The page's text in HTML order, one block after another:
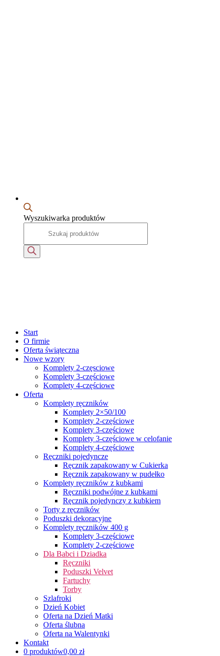
Wyszukiwarka produktów
Start
O firmie
Oferta świąteczna
Nowe wzory
Komplety 2-częsciowe
Komplety 3-częściowe
Komplety 4-częściowe
Oferta
Komplety ręczników
Komplety 2×50/100
Komplety 2-częściowe
Komplety 3-częściowe
Komplety 3-częściowe w celofanie
Komplety 4-częściowe
Ręczniki pojedyncze
Ręcznik zapakowany w Cukierka
Ręcznik zapakowany w pudełko
Komplety ręczników z kubkami
Ręczniki podwójne z kubkami
Ręcznik pojedynczy z kubkiem
Torty z ręczników
Poduszki dekoracyjne
Komplety ręczników 400 g
Komplety 3-częściowe
Komplety 2-częściowe
Dla Babci i Dziadka
Ręczniki
Poduszki Velvet
Fartuchy
Torby
Szlafroki
Dzień Kobiet
Oferta na Dzień Matki
Oferta ślubna
Oferta na Walentynki
Kontakt
0 produktów0,00 zł